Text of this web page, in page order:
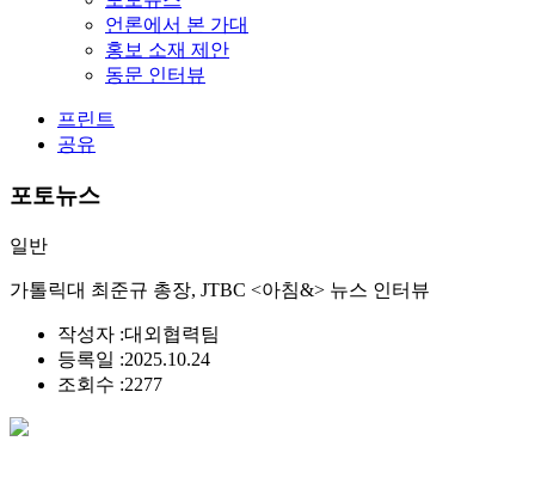
언론에서 본 가대
홍보 소재 제안
동문 인터뷰
프린트
공유
포토뉴스
일반
가톨릭대 최준규 총장, JTBC <아침&> 뉴스 인터뷰
작성자 :대외협력팀
등록일 :2025.10.24
조회수 :2277